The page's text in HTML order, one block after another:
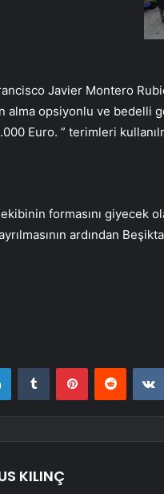
Javier Montero
alma opsiyonlu ve
Euro. ” terimleri
formasını giyecek
ardından
LinkedInTumblr PinterestReddit
KILINÇ